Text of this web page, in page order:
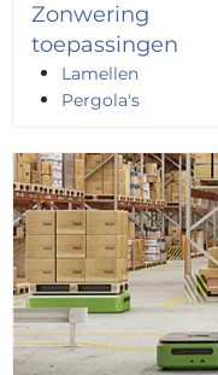
Zonwering
toepassingen
Lamellen
Pergola's